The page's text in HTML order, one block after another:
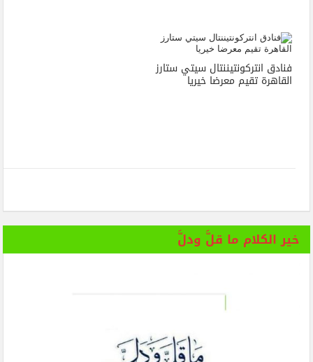
فنادق انتركونتيننتال سيتي ستارز
القاهرة تقيم معرضا خيريا
خير الكلام ما قلَّ ودلَّ